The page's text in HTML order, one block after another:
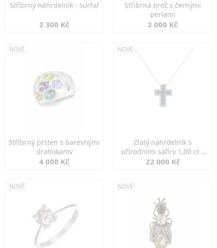
Stříbrný náhrdelník - surfař
2 300 Kč
Stříbrná brož s černými
perlami
2 000 Kč
NOVÉ
Stříbrný prsten s barevnými
drahokamy
4 000 Kč
NOVÉ
Zlatý náhrdelník s
přírodními safíry 1,00 ct a
diamanty
22 000 Kč
NOVÉ NOVÉ